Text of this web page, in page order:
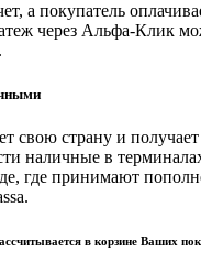
а покупатель
через Альфа-Клик
свою страну и
наличные в
где принимают
в корзине Ваших